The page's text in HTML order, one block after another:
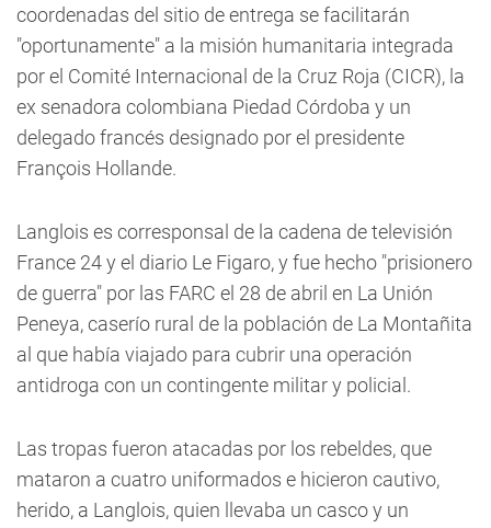
coordenadas del sitio de entrega se facilitarán
"oportunamente" a la misión humanitaria integrada
por el Comité Internacional de la Cruz Roja (CICR), la
ex senadora colombiana Piedad Córdoba y un
delegado francés designado por el presidente
François Hollande.
Langlois es corresponsal de la cadena de televisión
France 24 y el diario Le Figaro, y fue hecho "prisionero
de guerra" por las FARC el 28 de abril en La Unión
Peneya, caserío rural de la población de La Montañita
al que había viajado para cubrir una operación
antidroga con un contingente militar y policial.
Las tropas fueron atacadas por los rebeldes, que
mataron a cuatro uniformados e hicieron cautivo,
herido, a Langlois, quien llevaba un casco y un